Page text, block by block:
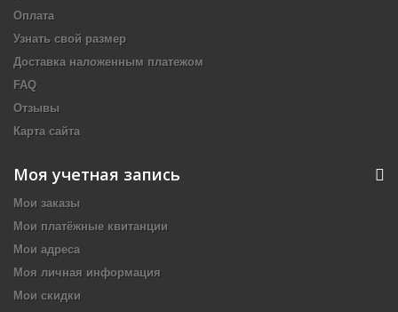
Оплата
Узнать свой размер
Доставка наложенным платежом
FAQ
Отзывы
Карта сайта
Моя учетная запись
Мои заказы
Мои платёжные квитанции
Мои адреса
Моя личная информация
Мои скидки